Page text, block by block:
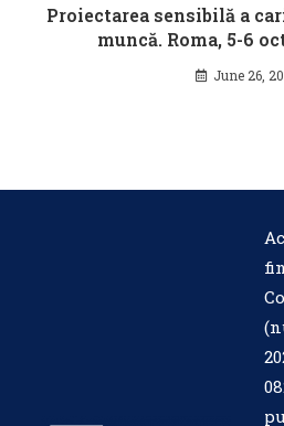
Proiectarea sensibilă a
muncă. Roma, 5-6
June 26,